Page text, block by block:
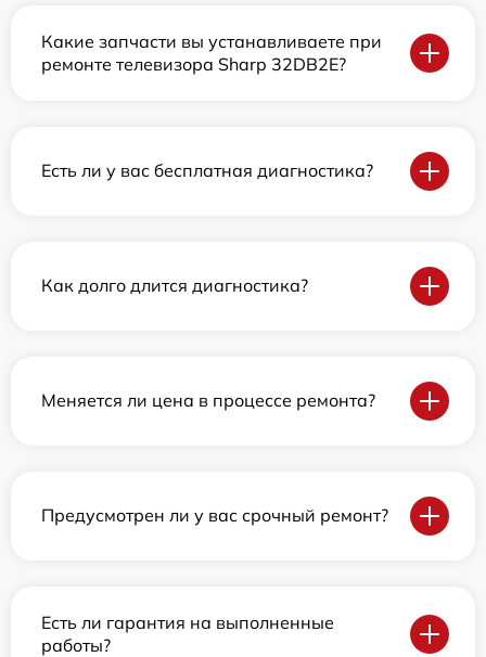
Какие запчасти вы устанавливаете при
ремонте телевизора Sharp 32DB2E?
Есть ли у вас бесплатная диагностика?
Как долго длится диагностика?
Меняется ли цена в процессе ремонта?
Предусмотрен ли у вас срочный ремонт?
Есть ли гарантия на выполненные
работы?